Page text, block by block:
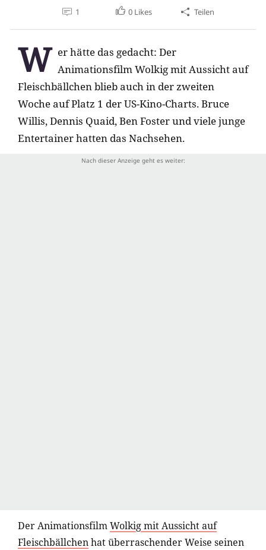
1 0 Likes Teilen
W er hätte das gedacht: Der
Animationsfilm Wolkig mit Aussicht auf
Fleischbällchen blieb auch in der zweiten
Woche auf Platz 1 der US-Kino-Charts. Bruce
Willis, Dennis Quaid, Ben Foster und viele junge
Entertainer hatten das Nachsehen.
Der AnimationsfilmWolkig mit Aussicht auf
Fleischbällchenhat überraschender Weise seinen